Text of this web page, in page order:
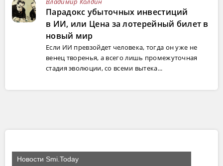
Парадокс убыточных инвестиций
в ИИ, или Цена за лотерейный билет в
новый мир
Если ИИ превзойдет человека, тогда он уже не
венец творенья, а всего лишь промежуточная
стадия эволюции, со всеми вытека...